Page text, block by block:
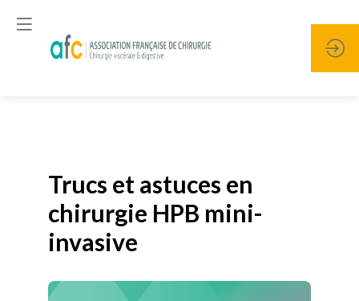
Trucs et astuces en
chirurgie HPB mini-
invasive